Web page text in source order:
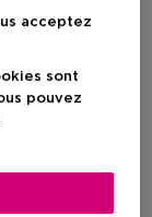
En stock
acceptez
sont
pouvez